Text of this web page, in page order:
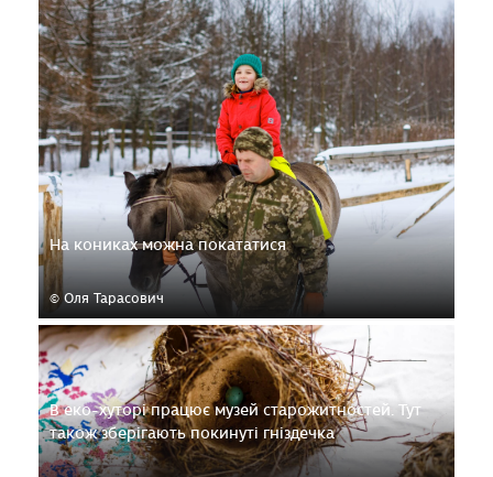
На кониках можна покататися
© Оля Тарасович
В еко-хуторі працює музей старожитностей. Тут
також зберігають покинуті гніздечка